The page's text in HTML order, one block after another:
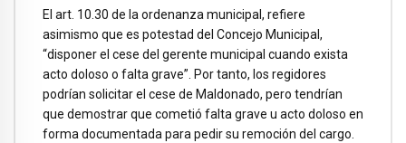
El art. 10.30 de la ordenanza municipal, refiere
asimismo que es potestad del Concejo Municipal,
“disponer el cese del gerente municipal cuando exista
acto doloso o falta grave”. Por tanto, los regidores
podrían solicitar el cese de Maldonado, pero tendrían
que demostrar que cometió falta grave u acto doloso en
forma documentada para pedir su remoción del cargo.